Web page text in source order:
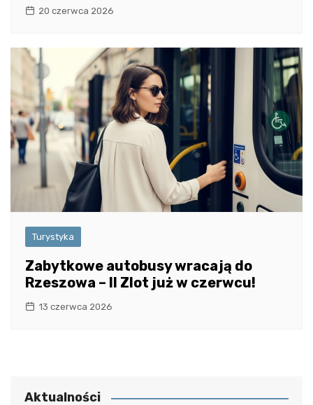
20 czerwca 2026
Turystyka
Zabytkowe autobusy wracają do
Rzeszowa – II Zlot już w czerwcu!
13 czerwca 2026
Aktualności